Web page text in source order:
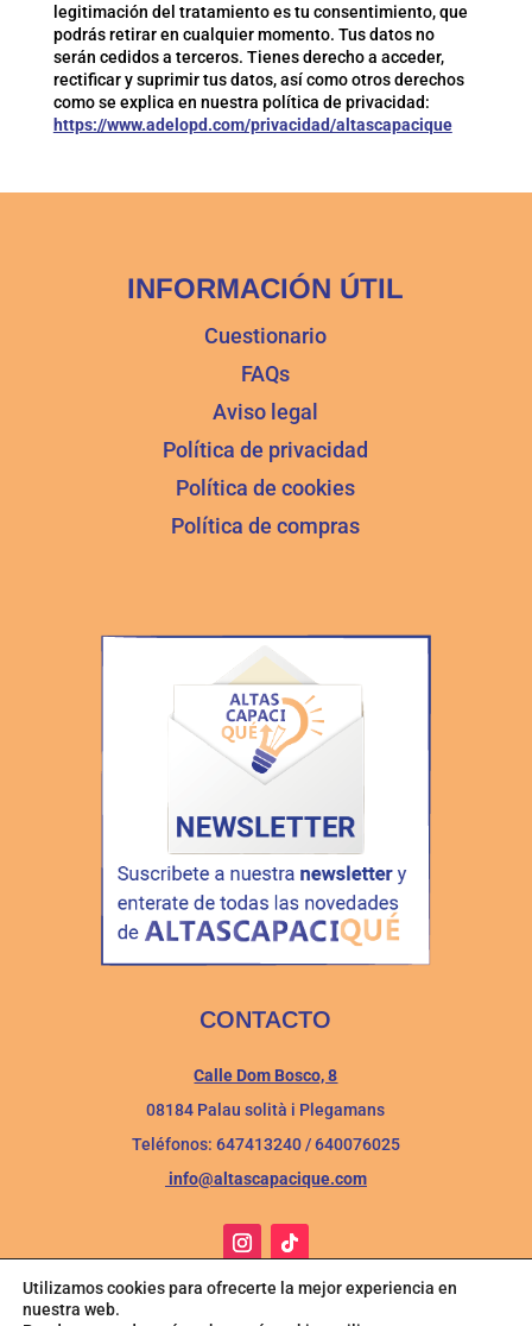
legitimación del tratamiento es tu consentimiento, que
podrás retirar en cualquier momento. Tus datos no
serán cedidos a terceros. Tienes derecho a acceder,
rectificar y suprimir tus datos, así como otros derechos
como se explica en nuestra política de privacidad:
https://www.adelopd.com/privacidad/altascapacique
INFORMACIÓN ÚTIL
Cuestionario
FAQs
Aviso legal
Política de privacidad
Política de cookies
Política de compras
CONTACTO
Calle Dom Bosco, 8
08184 Palau solità i Plegamans
Teléfonos: 647413240 / 640076025
info@altascapacique.com
Utilizamos cookies para ofrecerte la mejor experiencia en
nuestra web.